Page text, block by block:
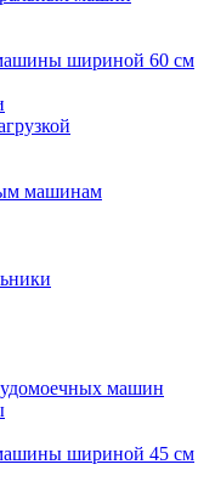
шириной 60 см
машинам
машин
шириной 45 см